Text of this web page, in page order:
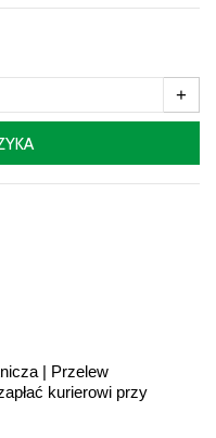
+
| Przelew
kurierowi przy